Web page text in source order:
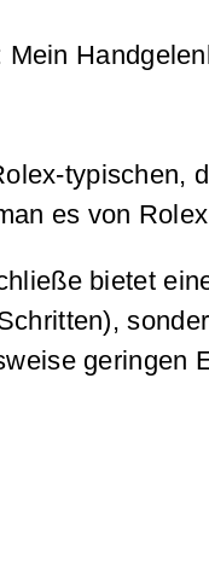
Mein
typischen,
es von
bietet
geringen